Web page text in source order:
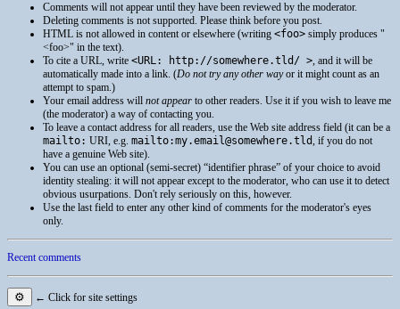
Comments will not appear until they have been reviewed by the moderator.
Deleting comments is not supported. Please think before you post.
HTML is not allowed in content or elsewhere (writing <foo> simply produces
<foo>
in the text).
To cite a URL, write <URL: http://somewhere.tld/ >, and it will be
automatically made into a link. (Do not try any other wayor it might count as an
attempt to spam.)
Your email address will not appear to other readers. Use it if you wish to leave me
(the moderator) a way of contacting you.
To leave a contact address for all readers, use the Web site address field (it can be a
mailto: URI, e.g. mailto:my.email@somewhere.tld, if you do not
have a genuine Web site).
You can use an optional (semi-secret) “identifier phrase” of your choice to avoid
identity stealing: it will not appear except to the moderator, who can use it to detect
obvious usurpations. Don't rely seriously on this, however.
Use the last field to enter any other kind of comments for the moderator's eyes
only.
Recent comments
⚙ ← Click for site settings